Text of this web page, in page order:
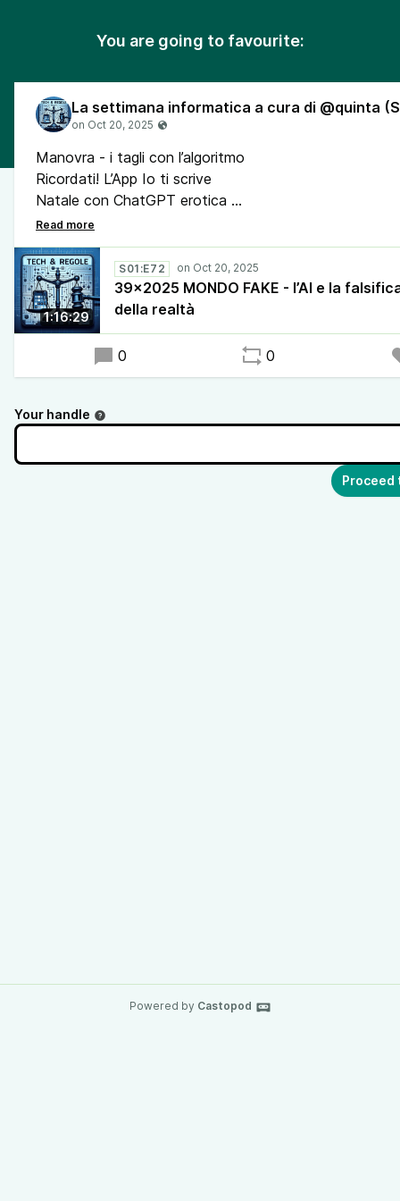
You are going to favourite:
Manovra - i tagli con l’algoritmo
Ricordati! L’App Io ti scrive
Natale con ChatGPT erotica
Il paziente “nero”
La Convenzione ONU contro la criminalità informatica
La StartUp della settimana - Rozes Intelligence
Cina-Olanda - il caso Nexperia
Collissione nello spazio - chi ha colpito il Boeing?
Giocate alla lotteria con ChatGPT
Presunto attacco Usa all’Ora esatta cinese
1:16:29
S01:E72
39x2025 MONDO FAKE - l’AI e la
della realtà
0 0
Your handle
Powered by Castopod